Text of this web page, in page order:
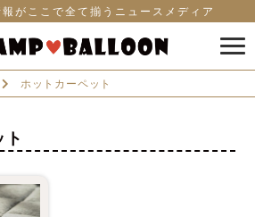
がここで全て揃うニュースメディア
ホットカーペット